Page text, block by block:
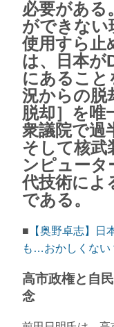
必要がある
ができない
使用すら止
は、日本が
にあること
況からの脱
脱却］を唯
衆議院で過
そして核武
ンピュータ
代技術によ
である。
■ 【奥野卓志】日
も…おかしくない
高市政権と自
念